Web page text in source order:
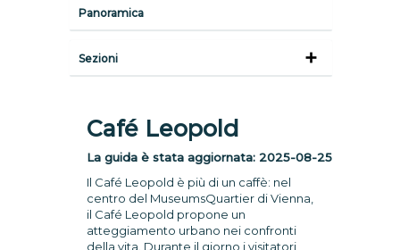
Panoramica
Sezioni
Café Leopold
La guida è stata aggiornata: 2025-08-25
Il Café Leopold è più di un caffè: nel
centro del MuseumsQuartier di Vienna,
il Café Leopold propone un
atteggiamento urbano nei confronti
della vita. Durante il giorno i visitatori